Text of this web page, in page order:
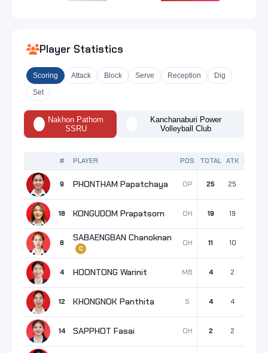
Player Statistics
Scoring Attack Block Serve Reception
Dig
Set
Nakhon Pathom
SSRU
Kanchanaburi Power
Volleyball Club
# PLAYER POS TOTAL ATK BLK
9 PHONTHAM Papatchaya OP 25 25
18 KONGUDOM Prapatsorn OH 19 19
8 SABAENGBAN Chanoknan
C
OH 11 10
4 HOONTONG Warinit MB 4 2
12 KHONGNOK Panthita S 4 4
14 SAPPHOT Fasai OH 2 2